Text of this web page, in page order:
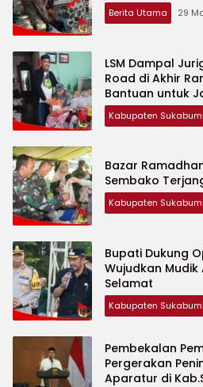
Berita Utama 29
LSM Dampal
Road di Akhir
Bantuan untuk
Yatim
Kabupaten Sukabumi
Bazar
Sembako
Kabupaten Sukabumi
Bupati Dukung
Wujudkan
Selamat
Kabupaten Sukabumi
Pembekalan
Pergerakan
Aparatur di